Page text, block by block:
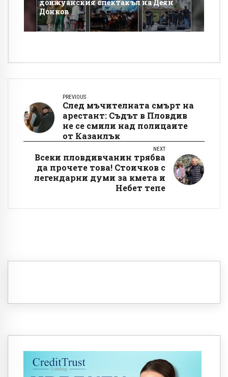
донжуанския спектакъл на Деян
Донков
PREVIOUS
След мъчителната смърт на
арестант: Съдът в Пловдив
не се смили над полицаите
от Казанлък
NEXT
Всеки пловдивчанин трябва
да прочете това! Стоичков с
легендарни думи за кмета и
Небет тепе